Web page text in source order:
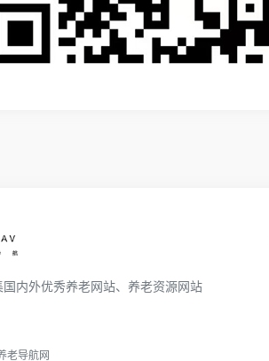
内外优秀养老网站、养老资源网站
老导航网